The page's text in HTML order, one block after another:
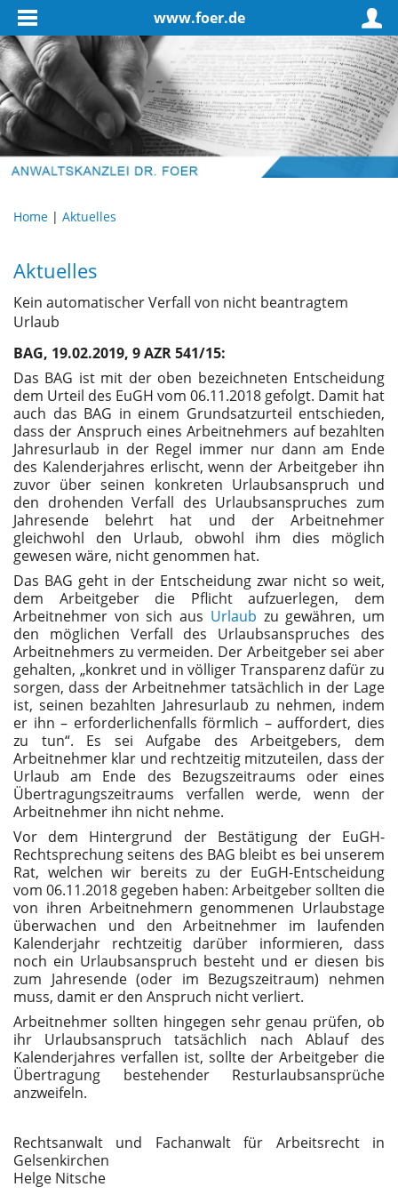
www.foer.de
Home | Aktuelles
Aktuelles
Kein automatischer Verfall von nicht beantragtem
Urlaub
BAG, 19.02.2019, 9 AZR 541/15:
Das BAG ist mit der oben bezeichneten Entscheidung
dem Urteil des EuGH vom 06.11.2018 gefolgt. Damit hat
auch das BAG in einem Grundsatzurteil entschieden,
dass der Anspruch eines Arbeitnehmers auf bezahlten
Jahresurlaub in der Regel immer nur dann am Ende
des Kalenderjahres erlischt, wenn der Arbeitgeber ihn
zuvor über seinen konkreten Urlaubsanspruch und
den drohenden Verfall des Urlaubsanspruches zum
Jahresende belehrt hat und der Arbeitnehmer
gleichwohl den Urlaub, obwohl ihm dies möglich
gewesen wäre, nicht genommen hat.
Das BAG geht in der Entscheidung zwar nicht so weit,
dem Arbeitgeber die Pflicht aufzuerlegen, dem
Arbeitnehmer von sich aus Urlaub zu gewähren, um
den möglichen Verfall des Urlaubsanspruches des
Arbeitnehmers zu vermeiden. Der Arbeitgeber sei aber
gehalten, „konkret und in völliger Transparenz dafür zu
sorgen, dass der Arbeitnehmer tatsächlich in der Lage
ist, seinen bezahlten Jahresurlaub zu nehmen, indem
er ihn – erforderlichenfalls förmlich – auffordert, dies
zu tun“. Es sei Aufgabe des Arbeitgebers, dem
Arbeitnehmer klar und rechtzeitig mitzuteilen, dass der
Urlaub am Ende des Bezugszeitraums oder eines
Übertragungszeitraums verfallen werde, wenn der
Arbeitnehmer ihn nicht nehme.
Vor dem Hintergrund der Bestätigung der EuGH-
Rechtsprechung seitens des BAG bleibt es bei unserem
Rat, welchen wir bereits zu der EuGH-Entscheidung
vom 06.11.2018 gegeben haben: Arbeitgeber sollten die
von ihren Arbeitnehmern genommenen Urlaubstage
überwachen und den Arbeitnehmer im laufenden
Kalenderjahr rechtzeitig darüber informieren, dass
noch ein Urlaubsanspruch besteht und er diesen bis
zum Jahresende (oder im Bezugszeitraum) nehmen
muss, damit er den Anspruch nicht verliert.
Arbeitnehmer sollten hingegen sehr genau prüfen, ob
ihr Urlaubsanspruch tatsächlich nach Ablauf des
Kalenderjahres verfallen ist, sollte der Arbeitgeber die
Übertragung bestehender Resturlaubsansprüche
anzweifeln.
Rechtsanwalt und Fachanwalt für Arbeitsrecht in
Gelsenkirchen
Helge Nitsche